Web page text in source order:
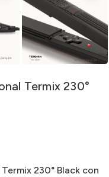
Termix 230°
230° Black con